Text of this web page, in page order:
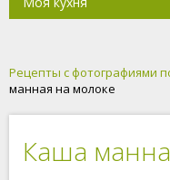
Рецепты с фотографиями
манная на молоке
Каша